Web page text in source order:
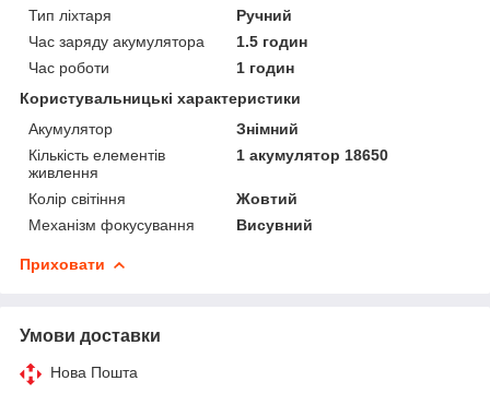
Тип ліхтаря
Ручний
Час заряду акумулятора
1.5 годин
Час роботи
1 годин
Користувальницькі характеристики
Акумулятор
Знімний
Кількість елементів
живлення
1 акумулятор 18650
Колір світіння
Жовтий
Механізм фокусування
Висувний
Приховати
Умови доставки
Нова Пошта